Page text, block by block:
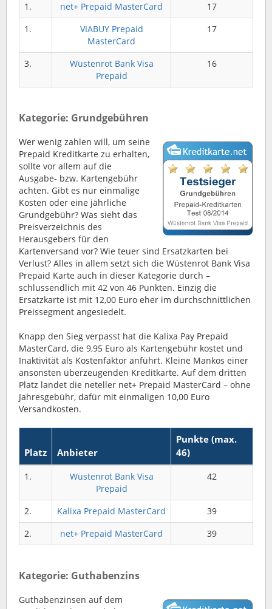
1. net+ Prepaid MasterCard
17
1.
VIABUY Prepaid
MasterCard
17
3.
Wüstenrot Bank Visa
Prepaid
16
Kategorie: Grundgebühren
Wer wenig zahlen will, um seine
Prepaid Kreditkarte zu erhalten,
sollte vor allem auf die
Ausgabe- bzw. Kartengebühr
achten. Gibt es nur einmalige
Kosten oder eine jährliche
Grundgebühr? Was sieht das
Preisverzeichnis des
Herausgebers für den
Kartenversand vor? Wie teuer sind Ersatzkarten bei
Verlust? Alles in allem setzt sich die Wüstenrot Bank Visa
Prepaid Karte auch in dieser Kategorie durch –
schlussendlich mit 42 von 46 Punkten. Einzig die
Ersatzkarte ist mit 12,00 Euro eher im durchschnittlichen
Preissegment angesiedelt.
Knapp den Sieg verpasst hat die Kalixa Pay Prepaid
MasterCard, die 9,95 Euro als Kartengebühr kostet und
Inaktivität als Kostenfaktor anführt. Kleine Mankos einer
ansonsten überzeugenden Kreditkarte. Auf dem dritten
Platz landet die neteller net+ Prepaid MasterCard – ohne
Jahresgebühr, dafür mit einmaligen 10,00 Euro
Versandkosten.
Platz Anbieter
Punkte (max.
46)
1.
Wüstenrot Bank Visa
Prepaid
42
2. Kalixa Prepaid MasterCard
39
2.
net+ Prepaid MasterCard 39
Kategorie: Guthabenzins
Guthabenzinsen auf dem